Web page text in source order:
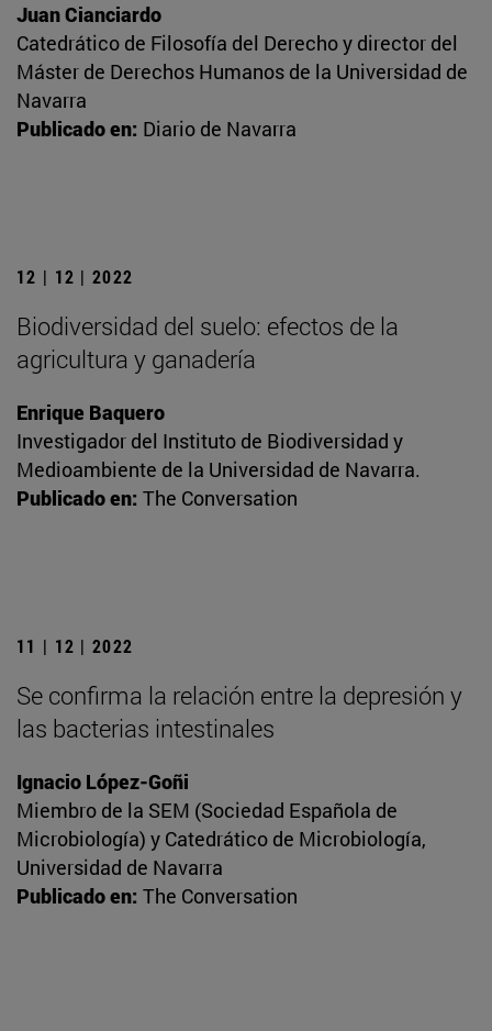
Juan Cianciardo
Catedrático de Filosofía del Derecho y director del
Máster de Derechos Humanos de la Universidad de
Navarra
Publicado en: Diario de Navarra
12 | 12 | 2022
Biodiversidad del suelo: efectos de la
agricultura y ganadería
Enrique Baquero
Investigador del Instituto de Biodiversidad y
Medioambiente de la Universidad de Navarra.
Publicado en: The Conversation
11 | 12 | 2022
Se confirma la relación entre la depresión y
las bacterias intestinales
Ignacio López-Goñi
Miembro de la SEM (Sociedad Española de
Microbiología) y Catedrático de Microbiología,
Universidad de Navarra
Publicado en: The Conversation